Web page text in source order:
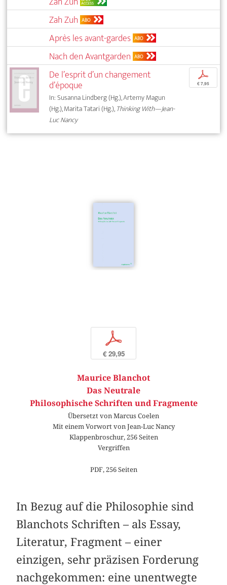
ACCESS
Zah Zuh ABO
Après les avant-gardes ABO
Nach den Avantgarden ABO
De l’esprit d’un changement
d’époque
In: Susanna Lindberg (Hg.), Artemy Magun
(Hg.), Marita Tatari (Hg.),Thinking With—Jean-
Luc Nancy
p
€ 7,95
p
€ 29,95
Maurice Blanchot
Das Neutrale
Philosophische Schriften und Fragmente
Übersetzt von Marcus Coelen
Mit einem Vorwort von Jean-Luc Nancy
Klappenbroschur, 256 Seiten
Vergriffen
PDF, 256 Seiten
In Bezug auf die Philosophie sind
Blanchots Schriften – als Essay,
Literatur, Fragment – einer
einzigen, sehr präzisen Forderung
nachgekommen: eine unentwegte